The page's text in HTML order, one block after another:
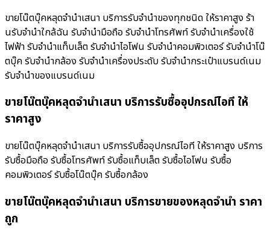
ขายโน๊ตบุ๊คหลุดจำนำเสนา บริการรับจำนำของทุกชนิด ให้ราคาสูง ร้า
นรับจํานําใกล้ฉัน รับจำนำมือถือ รับจำนำโทรศัพท์ รับจำนำเครื่องใช้
ไฟฟ้า รับจำนำแท็บเล็ต รับจำนำไอโฟน รับจำนำคอมพิวเตอร์ รับจำนำโน๊
ตบุ๊ค รับจำนำกล้อง รับจำนำเครื่องประดับ รับจำนำกระเป๋าแบรนด์เนม
รับจำนำของแบรนด์เนม
ขายโน๊ตบุ๊คหลุดจำนำเสนา บริการรับซื้ออุปกรณ์ไอที ให้
ราคาสูง
ขายโน๊ตบุ๊คหลุดจำนำเสนา บริการรับซื้ออุปกรณ์ไอที ให้ราคาสูง บริการ
รับซื้อมือถือ รับซื้อโทรศัพท์ รับซื้อแท็บเล็ต รับซื้อไอโฟน รับซื้อ
คอมพิวเตอร์ รับซื้อโน๊ตบุ๊ค รับซื้อกล้อง
ขายโน๊ตบุ๊คหลุดจำนำเสนา บริการขายของหลุดจำนำ ราคา
ถูก